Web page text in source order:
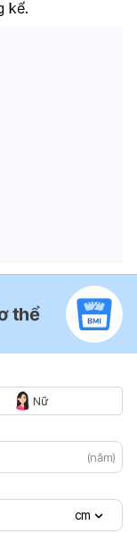
kể.
thể
Nữ
(năm)
cm